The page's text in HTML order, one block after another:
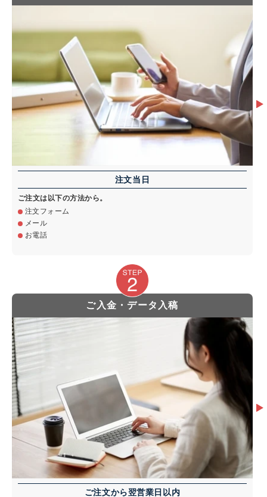
注文当日
ご注文は以下の方法から。
注文フォーム
メール
お電話
ご入金・データ入稿
ご注文から翌営業日以内